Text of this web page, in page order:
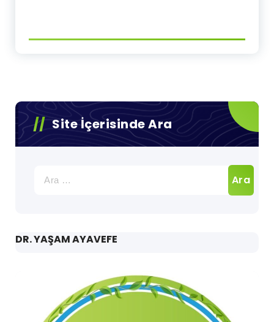
Site İçerisinde Ara
DR. YAŞAM AYAVEFE